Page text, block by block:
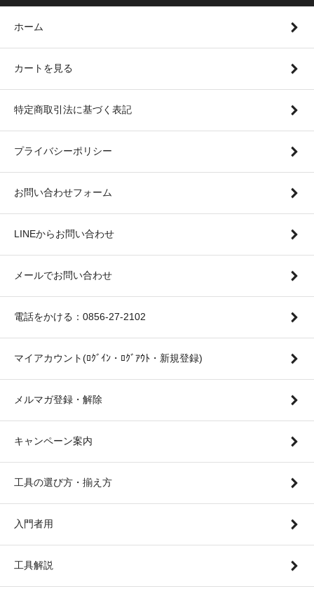
ホーム
カートを見る
特定商取引法に基づく表記
プライバシーポリシー
お問い合わせフォーム
LINEからお問い合わせ
メールでお問い合わせ
電話をかける：0856-27-2102
マイアカウント(ﾛｸﾞｲﾝ・ﾛｸﾞｱｳﾄ・新規登録)
メルマガ登録・解除
キャンペーン案内
工具の選び方・揃え方
入門者用
工具解説